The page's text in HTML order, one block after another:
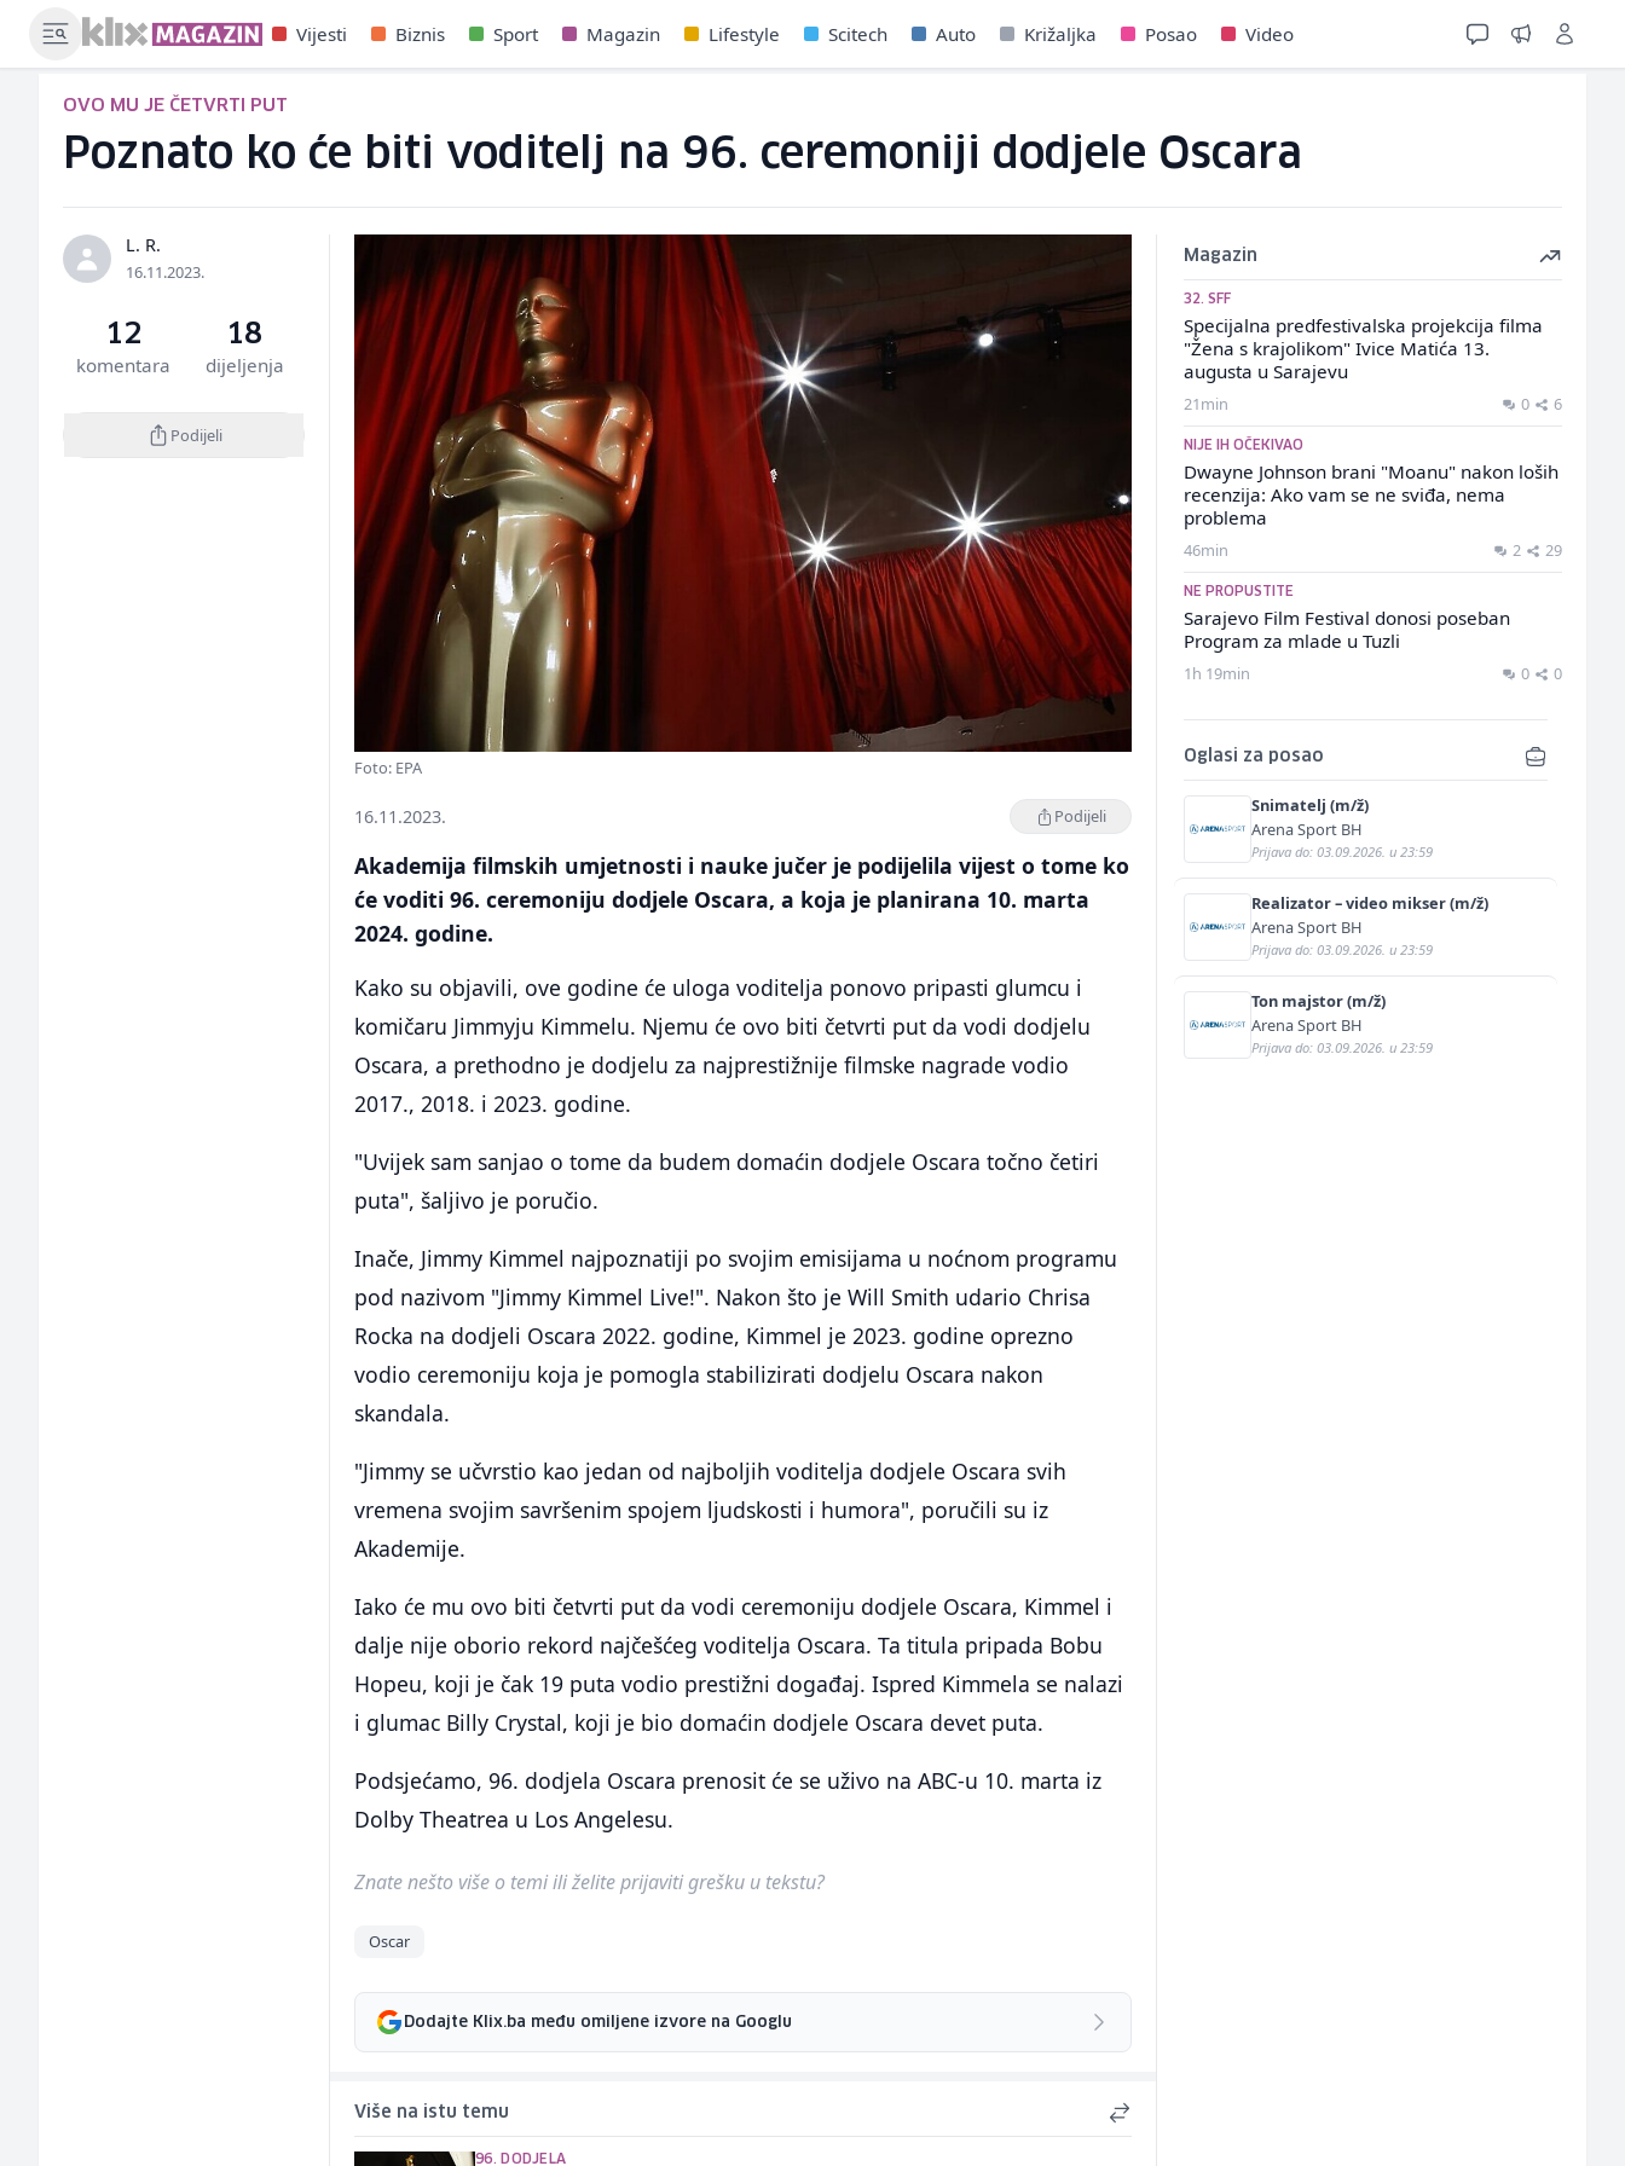
Vijesti Biznis Sport Magazin Lifestyle Scitech Auto Križaljka Posao Video
OVO MU JE ČETVRTI PUT
Poznato ko će biti voditelj na 96. ceremoniji dodjele Oscara
L. R.
16.11.2023.
12
komentara
18
dijeljenja
Podijeli
Foto: EPA
16.11.2023. Podijeli
Akademija filmskih umjetnosti i nauke jučer je podijelila vijest o tome ko
će voditi 96. ceremoniju dodjele Oscara, a koja je planirana 10. marta
2024. godine.
Kako su objavili, ove godine će uloga voditelja ponovo pripasti glumcu i
komičaru Jimmyju Kimmelu. Njemu će ovo biti četvrti put da vodi dodjelu
Oscara, a prethodno je dodjelu za najprestižnije filmske nagrade vodio
2017., 2018. i 2023. godine.
"Uvijek sam sanjao o tome da budem domaćin dodjele Oscara točno četiri
puta", šaljivo je poručio.
Inače, Jimmy Kimmel najpoznatiji po svojim emisijama u noćnom programu
pod nazivom "Jimmy Kimmel Live!". Nakon što je Will Smith udario Chrisa
Rocka na dodjeli Oscara 2022. godine, Kimmel je 2023. godine oprezno
vodio ceremoniju koja je pomogla stabilizirati dodjelu Oscara nakon
skandala.
"Jimmy se učvrstio kao jedan od najboljih voditelja dodjele Oscara svih
vremena svojim savršenim spojem ljudskosti i humora", poručili su iz
Akademije.
Iako će mu ovo biti četvrti put da vodi ceremoniju dodjele Oscara, Kimmel i
dalje nije oborio rekord najčešćeg voditelja Oscara. Ta titula pripada Bobu
Hopeu, koji je čak 19 puta vodio prestižni događaj. Ispred Kimmela se nalazi
i glumac Billy Crystal, koji je bio domaćin dodjele Oscara devet puta.
Podsjećamo, 96. dodjela Oscara prenosit će se uživo na ABC-u 10. marta iz
Dolby Theatrea u Los Angelesu.
Znate nešto više o temi ili želite prijaviti grešku u tekstu?
Oscar
Dodajte Klix.ba među omiljene izvore na Googlu
Više na istu temu
96. DODJELA
Magazin
32. SFF
Specijalna predfestivalska projekcija filma
"Žena s krajolikom" Ivice Matića 13.
augusta u Sarajevu
21min 0 6
NIJE IH OČEKIVAO
Dwayne Johnson brani "Moanu" nakon loših
recenzija: Ako vam se ne sviđa, nema
problema
46min 2 29
NE PROPUSTITE
Sarajevo Film Festival donosi poseban
Program za mlade u Tuzli
1h 19min 0 0
Oglasi za posao
Snimatelj (m/ž)
Arena Sport BH
Prijava do: 03.09.2026. u 23:59
Realizator – video mikser (m/ž)
Arena Sport BH
Prijava do: 03.09.2026. u 23:59
Ton majstor (m/ž)
Arena Sport BH
Prijava do: 03.09.2026. u 23:59